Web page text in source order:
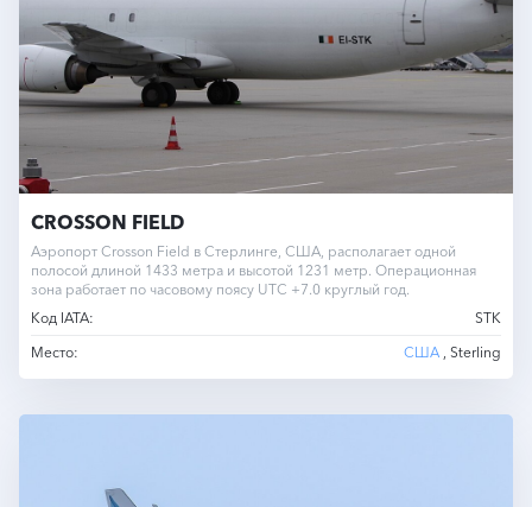
CROSSON FIELD
Аэропорт Crosson Field в Стерлинге, США, располагает одной
полосой длиной 1433 метра и высотой 1231 метр. Операционная
зона работает по часовому поясу UTC +7.0 круглый год.
Код IATA:
STK
Место:
США , Sterling